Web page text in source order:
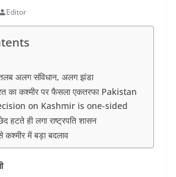
Editor
अलग संविधान, अलग झंडा
का कश्मीर पर फैसला एकतरफा Pakistan
on Kashmir is one-sided
हटते ही लगा राष्ट्रपति शासन
में बड़ा बदलाव